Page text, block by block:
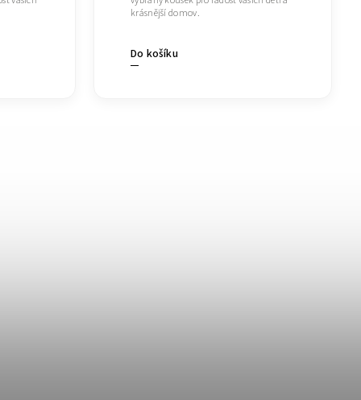
Do košíku
krásnější domov.